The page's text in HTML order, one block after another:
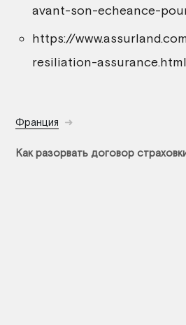
avant-son-echeance-
https://
resiliation-assurance.html
Франция
Как разорвать договор